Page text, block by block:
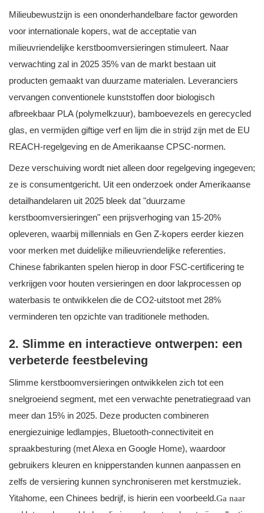
Milieubewustzijn is een ononderhandelbare factor geworden
voor internationale kopers, wat de acceptatie van
milieuvriendelijke kerstboomversieringen stimuleert. Naar
verwachting zal in 2025 35% van de markt bestaan ​​uit
producten gemaakt van duurzame materialen. Leveranciers
vervangen conventionele kunststoffen door biologisch
afbreekbaar PLA (polymelkzuur), bamboevezels en gerecycled
glas, en vermijden giftige verf en lijm die in strijd zijn met de EU
REACH-regelgeving en de Amerikaanse CPSC-normen.
Deze verschuiving wordt niet alleen door regelgeving ingegeven;
ze is consumentgericht. Uit een onderzoek onder Amerikaanse
detailhandelaren uit 2025 bleek dat "duurzame
kerstboomversieringen" een prijsverhoging van 15-20%
opleveren, waarbij millennials en Gen Z-kopers eerder kiezen
voor merken met duidelijke milieuvriendelijke referenties.
Chinese fabrikanten spelen hierop in door FSC-certificering te
verkrijgen voor houten versieringen en door lakprocessen op
waterbasis te ontwikkelen die de CO2-uitstoot met 28%
verminderen ten opzichte van traditionele methoden.
2. Slimme en interactieve ontwerpen: een
verbeterde feestbeleving
Slimme kerstboomversieringen ontwikkelen zich tot een
snelgroeiend segment, met een verwachte penetratiegraad van
meer dan 15% in 2025. Deze producten combineren
energiezuinige ledlampjes, Bluetooth-connectiviteit en
spraakbesturing (met Alexa en Google Home), waardoor
gebruikers kleuren en knipperstanden kunnen aanpassen en
zelfs de versiering kunnen synchroniseren met kerstmuziek.
Yitahome, een Chinees bedrijf, is hierin een voorbeeld.Ga naar